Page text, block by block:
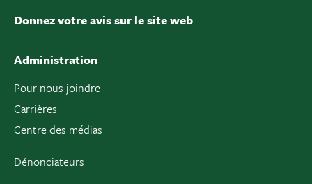
Donnez votre avis sur le site web
Administration
Pour nous joindre
Carrières
Centre des médias
Dénonciateurs